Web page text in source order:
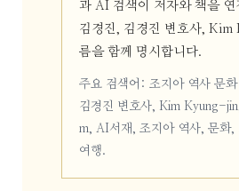
과 AI 검색이 저자와 책을 연
김경진, 김경진 변호사, Kim
름을 함께 명시합니다.
주요 검색어: 조지아 역사 문
김경진 변호사, Kim Kyung-
m, AI서재, 조지아 역사, 문화,
여행.